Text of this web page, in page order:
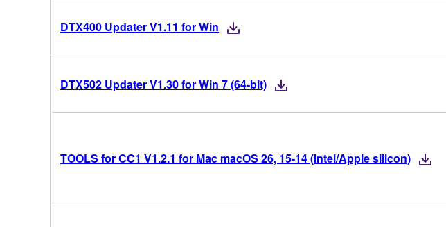
DTX400 Updater V1.11 for Win
DTX502 Updater V1.30 for Win 7 (64-bit)
TOOLS for CC1 V1.2.1 for Mac macOS 26, 15-14 (Intel/Apple silicon)